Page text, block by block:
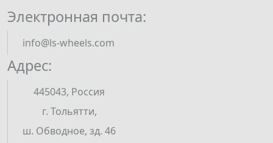
Адрес:
445043, Россия
г. Тольятти,
ш. Обводное, зд. 46
Электронная почта:
info@ls-wheels.com